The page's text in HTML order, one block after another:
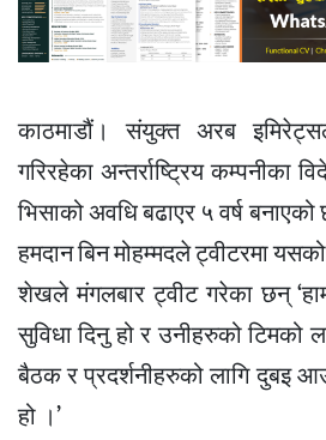
काठमाडौं। संयुक्त अरब
गरिरहेका अन्तर्राष्ट्रिय कम्पनीका
भिसाको अवधि बढाएर ५ वर्ष
हमदान बिन मोहम्मदले ट्वीटरमा
शेखले मंगलबार ट्वीट गरेका छन्
सुविधा दिनु हो र उनीहरुको टिमको
बैठक र प्रदर्शनीहरुको लागि दुबइ
हो ।’